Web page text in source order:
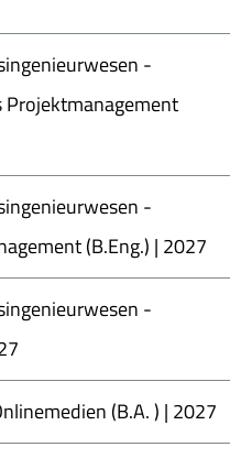
-
Projektmanagement
-
(B.Eng.) | 2027
-
(B.A. ) | 2027